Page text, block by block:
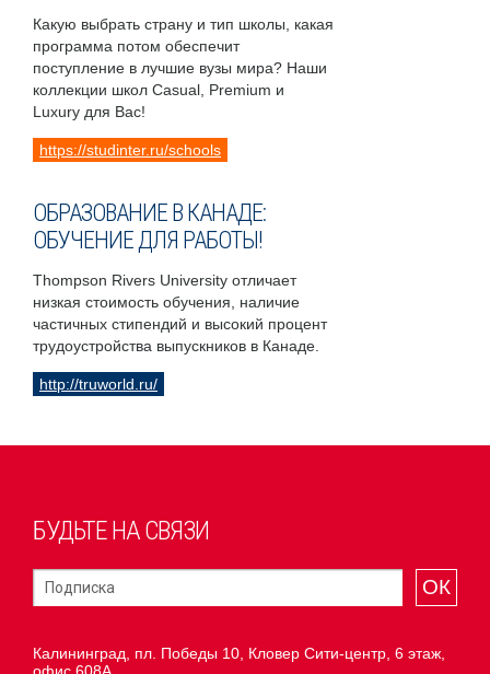
Какую выбрать страну и тип школы, какая
программа потом обеспечит
поступление в лучшие вузы мира? Наши
коллекции школ Casual, Premium и
Luxury для Вас!
https://studinter.ru/schools
ОБРАЗОВАНИЕ В КАНАДЕ:
ОБУЧЕНИЕ ДЛЯ РАБОТЫ!
Thompson Rivers University отличает
низкая стоимость обучения, наличие
частичных стипендий и высокий процент
трудоустройства выпускников в Канаде.
http://truworld.ru/
БУДЬТЕ НА СВЯЗИ
ОК
Калининград, пл. Победы 10, Кловер Сити-центр, 6 этаж,